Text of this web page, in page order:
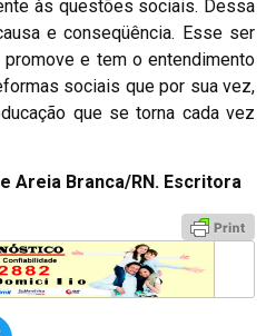
às questões sociais. Dessa
e conseqüência. Esse ser
e tem o entendimento
sociais que por sua vez,
que se torna cada vez
Areia Branca/RN. Escritora